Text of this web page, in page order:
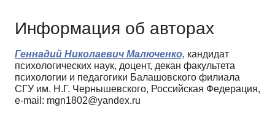
Информация об авторах
Геннадий Николаевич Малюченко, кандидат
психологических наук, доцент, декан факультета
психологии и педагогики Балашовского филиала
СГУ им. Н.Г. Чернышевского, Российская Федерация,
e-mail: mgn1802@yandex.ru